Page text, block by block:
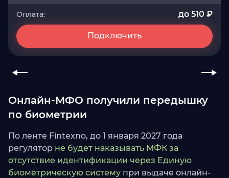
Оплата: до 510 ₽
Подключить
Онлайн-МФО получили передышку
по биометрии
По ленте Fintexno, до 1 января 2027 года
регулятор не будет наказывать МФК за
отсутствие идентификации через Единую
биометрическую систему при выдаче онлайн-